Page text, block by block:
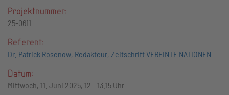
Projektnummer:
25-0611
Referent:
Dr. Patrick Rosenow, Redakteur, Zeitschrift VEREINTE NATIONEN
Datum:
Mittwoch, 11. Juni 2025, 12 - 13.15 Uhr